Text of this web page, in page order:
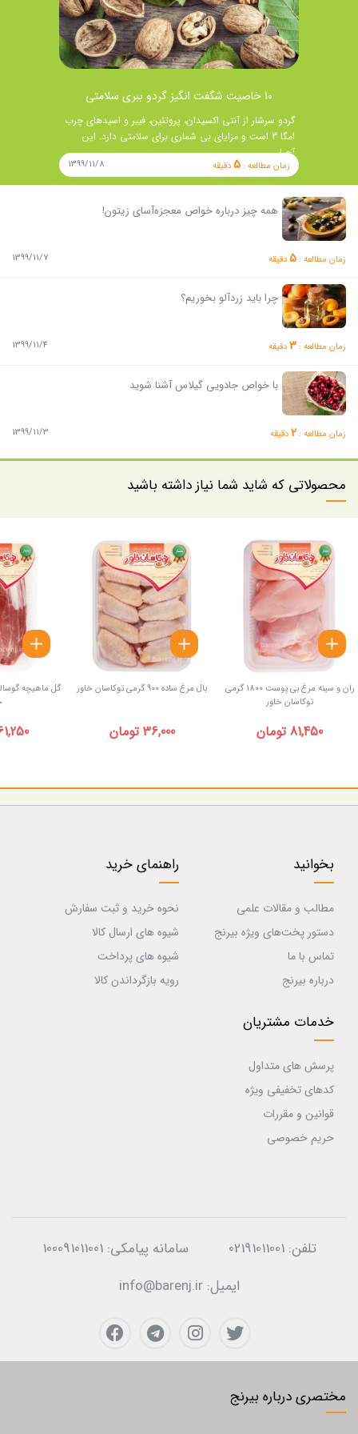
10 خاصیت شگفت انگیز گردو ببری سلامتی
گردو سرشار از آنتی اکسیدان، پروتئین، فیبر و اسیدهای چرب
امگا 3 است و مزایای بی شماری برای سلامتی دارد. این
آجیل …
زمان مطالعه : 5دقیقه 1399/11/8
همه چیز درباره خواص معجزه‌آسای زیتون!
زمان مطالعه : 5دقیقه 1399/11/7
چرا باید زردآلو بخوریم؟
زمان مطالعه : 3دقیقه 1399/11/4
با خواص جادویی گیلاس آشنا شوید
زمان مطالعه : 2دقیقه 1399/11/3
محصولاتی که شاید شما نیاز داشته باشید
ران و سینه مرغ بی پوست 1800 گرمی
توکاسان خاور
81,450 تومان
بال مرغ ساده 900 گرمی توکاسان خاور
36,000 تومان 161,250
بخوانید
مطالب و مقالات علمی
دستور پخت‌های ویژه بیرنج
تماس با ما
درباره بیرنج
راهنمای خرید
نحوه خرید و ثبت سفارش
شیوه های ارسال کالا
شیوه های پرداخت
رویه بازگرداندن کالا
خدمات مشتریان
پرسش های متداول
کدهای تخفیفی ویژه
قوانین و مقررات
حریم خصوصی
تلفن:02191011001 سامانه پیامکی:100091011001
ایمیل:info@barenj.ir
مختصری درباره بیرنج